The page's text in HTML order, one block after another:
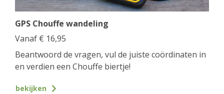
GPS Chouffe wandeling
Vanaf € 16,95
Beantwoord de vragen, vul de juiste coördinaten in
en verdien een Chouffe biertje!
bekijken